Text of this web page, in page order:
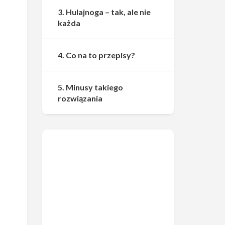
3. Hulajnoga – tak, ale nie
każda
4. Co na to przepisy?
5. Minusy takiego
rozwiązania